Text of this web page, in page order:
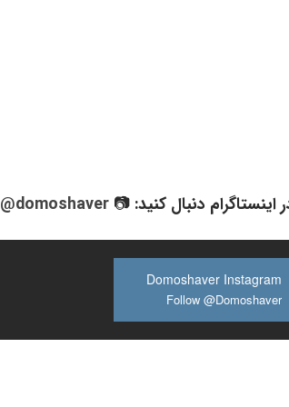
دنبال کنید: 📷@domoshaver
Domoshaver Instagram
Follow @Domoshaver